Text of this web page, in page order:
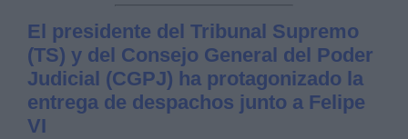
El presidente del Tribunal Supremo
(TS) y del Consejo General del Poder
Judicial (CGPJ) ha protagonizado la
entrega de despachos junto a Felipe
VI